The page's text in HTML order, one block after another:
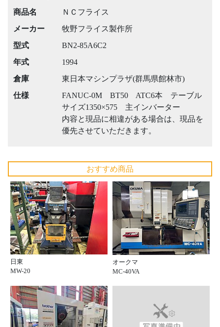
商品名
ＮＣフライス
メーカー
牧野フライス製作所
型式
BN2-85A6C2
年式
1994
倉庫
東日本マシンプラザ(群馬県館林市)
仕様
FANUC-0M BT50 ATC6本 テーブル
サイズ1350×575 主インバーター
内容と現品に相違がある場合は、現品を
優先させていただきます。
おすすめ商品
日東
MW-20
オークマ
MC-40VA